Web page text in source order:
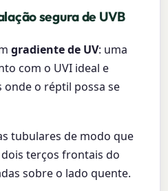
segura de UVB
gradiente de UV: uma
com o UVI ideal e
onde o réptil possa se
tubulares de modo que
terços frontais do
sobre o lado quente.